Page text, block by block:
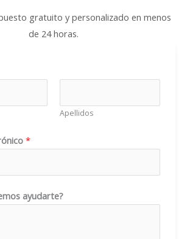
gratuito y personalizado en menos
de 24 horas.
Apellidos
*
ayudarte?